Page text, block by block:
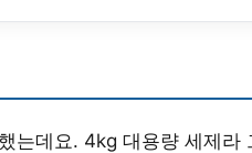
는데요. 4kg 대용량 세제라